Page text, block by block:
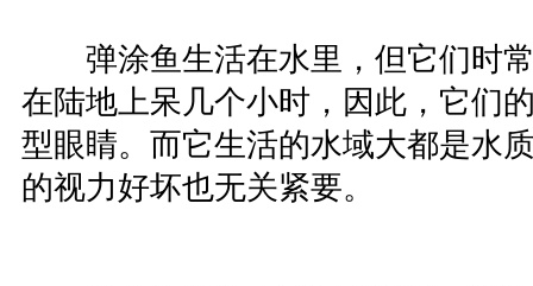
弹涂鱼生活在水里，但它们时常
在陆地上呆几个小时，因此，它们
型眼睛。而它生活的水域大都是水
的视力好坏也无关紧要。